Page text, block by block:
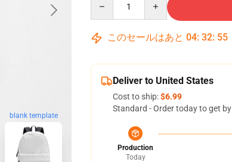
blank template
このセールはあと 04: 32: 54
Deliver to United States
Cost to ship:$6.99
Standard - Order today to get by
Production
Today